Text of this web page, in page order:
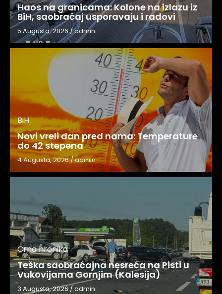
Haos na granicama: Kolone na izlazu iz
BiH, saobraćaj usporavaju i radovi
5 Augusta, 2026/admin
BiH
Novi vreli dan pred nama: Temperature
do 42 stepena
4 Augusta, 2026/admin
Crna hronika
Teška saobraćajna nesreća na Pisti u
Vukovijama Gornjim (Kalesija)
3 Augusta, 2026/admin